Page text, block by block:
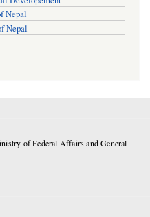
Nepal
Nepal
of Federal Affairs and General